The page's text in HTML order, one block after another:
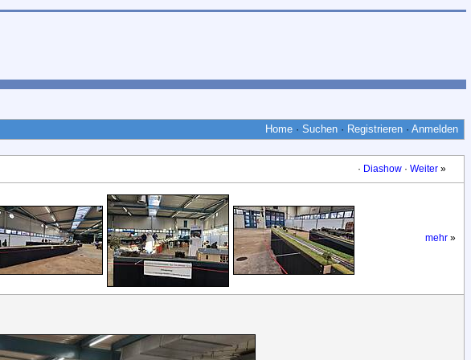
Home · Suchen · Registrieren · Anmelden
· Diashow· Weiter»
mehr »